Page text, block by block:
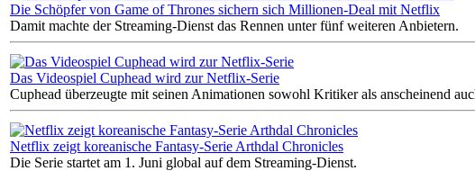
Die Schöpfer von Game of Thrones sichern sich Millionen-Deal mit Netflix
Damit machte der Streaming-Dienst das Rennen unter fünf weiteren Anbietern.
Das Videospiel Cuphead wird zur Netflix-Serie
Cuphead überzeugte mit seinen Animationen sowohl Kritiker als anscheinend
Netflix zeigt koreanische Fantasy-Serie Arthdal Chronicles
Die Serie startet am 1. Juni global auf dem Streaming-Dienst.